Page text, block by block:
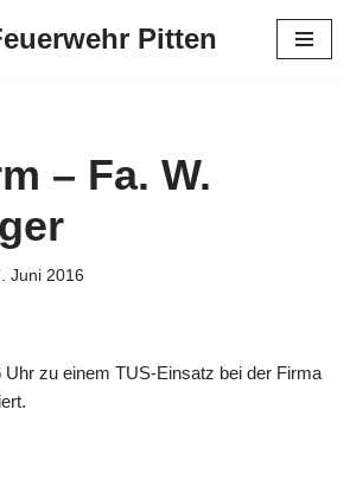
Pitten
– Fa. W.
Juni 2016
zu einem TUS-Einsatz bei der Firma